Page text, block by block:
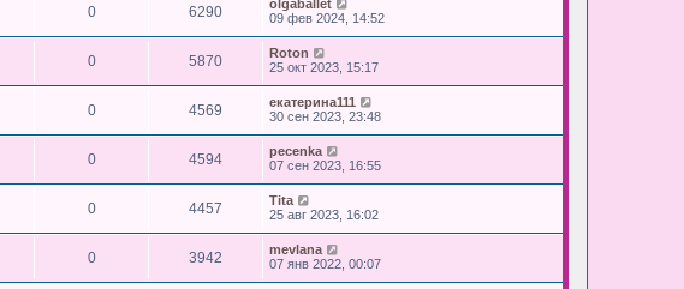
0 6290
olgaballet
09 фев 2024, 14:52
0 5870
Roton
25 окт 2023, 15:17
0 4569
екатерина111
30 сен 2023, 23:48
0 4594
pecenka
07 сен 2023, 16:55
0 4457
Tita
25 авг 2023, 16:02
0 3942
mevlana
07 янв 2022, 00:07